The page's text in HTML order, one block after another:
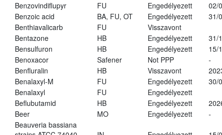
Benzovindiflupyr
FU Engedélyezett
02/
Benzoic acid
BA, FU, OT Engedélyezett
31/
Benthiavalicarb
FU
Visszavont
Bentazone
HB Engedélyezett
31/
Bensulfuron
HB Engedélyezett
15/
Benoxacor
Safener Not PPP
-
Benfluralin
HB Visszavont
Benalaxyl-M
FU Engedélyezett
30/
Benalaxyl
FU
Engedélyezett
Beflubutamid
HB Engedélyezett
Beer
MO Engedélyezett
-
Beauveria bassiana